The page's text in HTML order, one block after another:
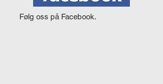
Følg oss på Facebook.